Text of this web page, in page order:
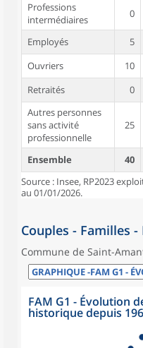
Professions
intermédiaires
0
Employés 5
Ouvriers
10
Retraités
0
Autres personnes
sans activité
professionnelle
25
Ensemble 40
Source : Insee, RP2023
au 01/01/2026.
Couples - Familles
Commune de Saint-
FAM G1 - Évolution
historique depuis